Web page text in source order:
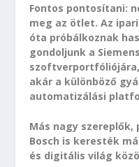
Fontos pontosítani:
meg az ötlet. Az
óta próbálkoznak
gondoljunk a
akár a különböző
automatizálási
Más nagy szereplők,
Bosch is keresték
és digitális világ